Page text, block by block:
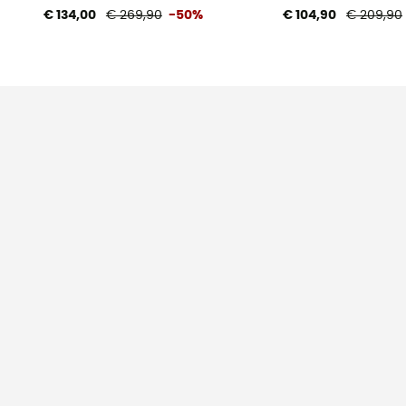
€ 134,00 € 269,90 -50% € 104,90 € 209,90